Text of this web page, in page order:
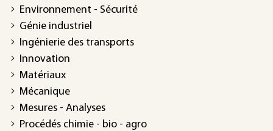
Environnement - Sécurité
Génie industriel
Ingénierie des transports
Innovation
Matériaux
Mécanique
Mesures - Analyses
Procédés chimie - bio - agro